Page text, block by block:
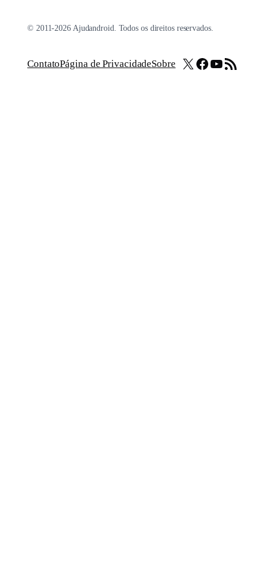
© 2011-2026 Ajudandroid. Todos os direitos reservados.
ContatoPágina de PrivacidadeSobre X Facebook
Youtube
Feed RSS